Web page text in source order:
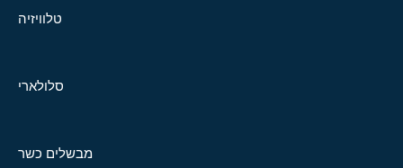
טלוויזיה
סלולארי
מבשלים כשר